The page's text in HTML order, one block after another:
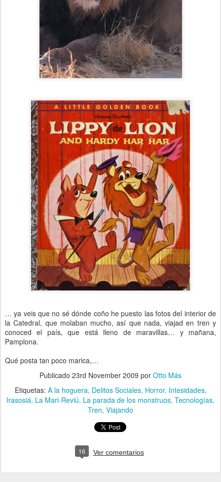
… ya veis que no sé dónde coño he puesto las fotos del interior de
la Catedral, que molaban mucho, así que nada, viajad en tren y
conoced el país, que está lleno de maravillas… y mañana,
Pamplona.
Qué posta tan poco marica,…
Publicado 23rd November 2009 por Otto Más
Etiquetas: A la hoguera Delitos Sociales Horror Intesidades
Irasosiá La Mari-Reviú La parada de los monstruos Tecnologías
Tren Viajando
16 Ver comentarios